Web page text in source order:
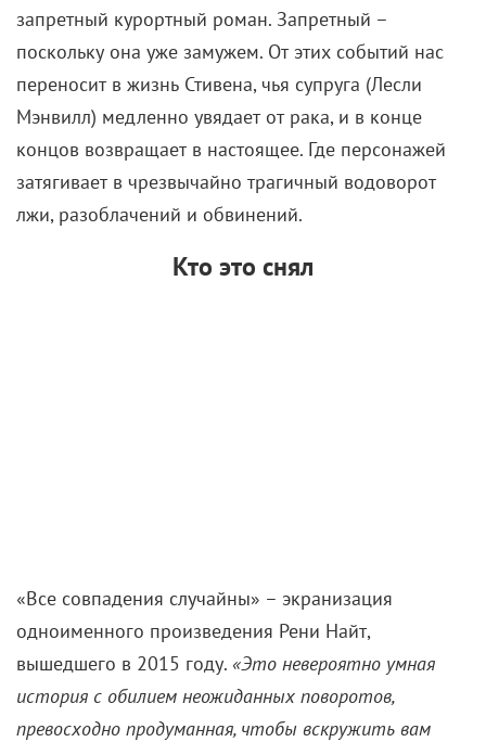
запретный курортный роман. Запретный –
поскольку она уже замужем. От этих событий нас
переносит в жизнь Стивена, чья супруга (Лесли
Мэнвилл) медленно увядает от рака, и в конце
концов возвращает в настоящее. Где персонажей
затягивает в чрезвычайно трагичный водоворот
лжи, разоблачений и обвинений.
Кто это снял
«Все совпадения случайны» – экранизация
одноименного произведения Рени Найт,
вышедшего в 2015 году. «Это невероятно умная
история с обилием неожиданных поворотов,
превосходно продуманная, чтобы вскружить вам